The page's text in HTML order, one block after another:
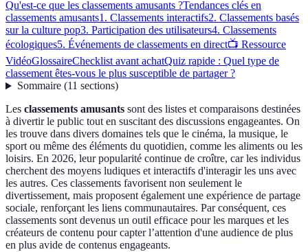
Qu'est-ce que les classements amusants ?Tendances clés en
classements amusants1. Classements interactifs2. Classements basés
sur la culture pop3. Participation des utilisateurs4. Classements
écologiques5. Événements de classements en direct📺 Ressource
VidéoGlossaireChecklist avant achatQuiz rapide : Quel type de
classement êtes-vous le plus susceptible de partager ?
Sommaire(11 sections)
Les classements amusants sont des listes et comparaisons destinées
à divertir le public tout en suscitant des discussions engageantes. On
les trouve dans divers domaines tels que le cinéma, la musique, le
sport ou même des éléments du quotidien, comme les aliments ou les
loisirs. En 2026, leur popularité continue de croître, car les individus
cherchent des moyens ludiques et interactifs d'interagir les uns avec
les autres. Ces classements favorisent non seulement le
divertissement, mais proposent également une expérience de partage
sociale, renforçant les liens communautaires. Par conséquent, ces
classements sont devenus un outil efficace pour les marques et les
créateurs de contenu pour capter l’attention d'une audience de plus
en plus avide de contenus engageants.